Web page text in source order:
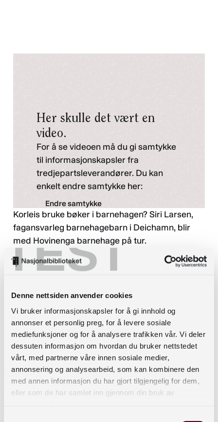
TEST
Denne nettsiden anvender cookies
Vi bruker informasjonskapsler for å gi innhold og
annonser et personlig preg, for å levere sosiale
mediefunksjoner og for å analysere trafikken vår. Vi deler
dessuten informasjon om hvordan du bruker nettstedet
vårt, med partnerne våre innen sosiale medier,
annonsering og analysearbeid, som kan kombinere den
med annen informasjon du har gjort tilgjengelig for dem,
eller som de har samlet inn gjennom din bruk av
Her skulle det vært en
video.
For å se videoen må du gi samtykke
til informasjonskapsler fra
tredjepartsleverandører. Du kan
enkelt endre samtykke her:
Endre samtykke
Personvernerklæring
Korleis bruke bøker i barnehagen? Siri Larsen,
fagansvarleg barnehagebarn i Deichamn, blir
med Hovinenga barnehage på tur.
Lesefrø-prosjektet er godt etablert i Oslo
tett samankopla og har innverknad på korleis dei
tilsette lukkast med å bygge ein sterk lesekultur.
10 lesegledenøklar for ein god lesekultur i
barnehagen
I boka Leseglede i barnehagen – ti nøkler til en